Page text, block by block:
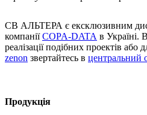
СВ АЛЬТЕРА є ексклюзивним
компаніїCOPA-DATA в Україні.
реалізації подібних проектів або
zenon звертайтесь в центральний
Продукція